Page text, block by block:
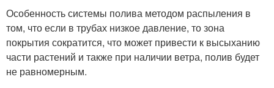
Особенность системы полива методом распыления в
том, что если в трубах низкое давление, то зона
покрытия сократится, что может привести к высыханию
части растений и также при наличии ветра, полив будет
не равномерным.